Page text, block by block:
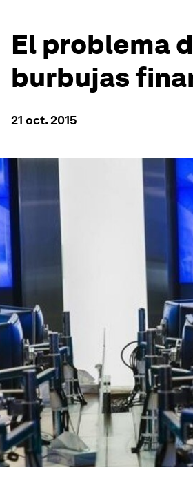
El problema
burbujas
21 oct. 2015